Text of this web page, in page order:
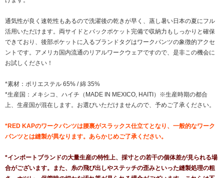
通気性が良く速乾性もあるので洗濯後の乾きが早く、蒸し暑い日本の夏にフル
活用いただけます。両サイドとバックポケット完備で収納力もしっかりと確保
できており、後部ポケットに入るブランドタグはワークパンツの象徴的アクセ
ントです。アメリカ国内流通のリアルワークウェアですので、是非この機会に
お試しください！
*素材：ポリエステル 65% / 綿 35%
*生産国：メキシコ、ハイチ（MADE IN MEXICO, HAITI）※生産時期の都合
上、生産国が混在します。お選びいただけませんので、予めご了承ください。
*RED KAPのワークパンツは腰裏がスラックス仕立てとなり、一般的なワーク
パンツとは縫製が異なります。あらかじめご了承ください。
*インポートブランドの大量生産の特性上、採寸との若干の個体差が見られる場
合がございます。また、糸の飛び出しやステッチの歪みといった縫製処理の粗